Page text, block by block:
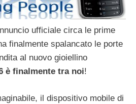
ufficiale circa le prime
finalmente spalancato le porte
al nuovo gioiellino
è finalmente tra noi!
il dispositivo mobile di